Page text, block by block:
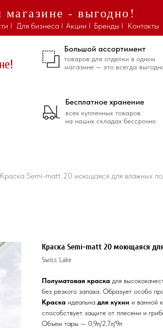
- выгодно!
Контакты
Бренды I
Акции I
Для бизнеса I
I
всех купленных товаров
на наших складах бессрочно
Бесплатное хранение
товаров для отделки в одном
магазине — это всегда
Большой ассортимент
Краска Semi-matt 20 моющаяся для влажных
Краска Semi-matt 20 моющаяся
Swiss Lake
Полуматовая краска для
без резкого запаха. Образует особо
Краска идеальна для кухни и ванной
способствует защите от плесени и
Объем тары — 0,9л/2,7л/9л